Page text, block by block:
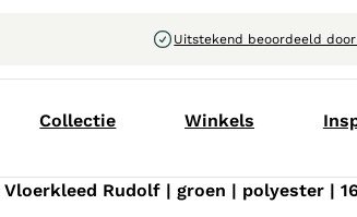
Uitstekend beoordeeld
Collectie Winkels
Vloerkleed Rudolf | groen | polyester |